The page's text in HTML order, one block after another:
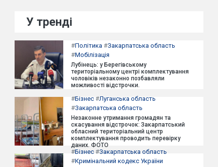
У тренді
#Політика #Закарпатська область
#Мобілізація
Лубінець: у Берегівському
територіальному центрі комплектування
чоловіків незаконно позбавляли
можливості відстрочки.
#Бізнес #Луганська область
#Закарпатська область
Незаконне утримання громадян та
скасування відстрочок: Закарпатський
обласний територіальний центр
комплектування проводить перевірку
даних. ФОТО
#Бізнес #Закарпатська область
#Кримінальний кодекс України